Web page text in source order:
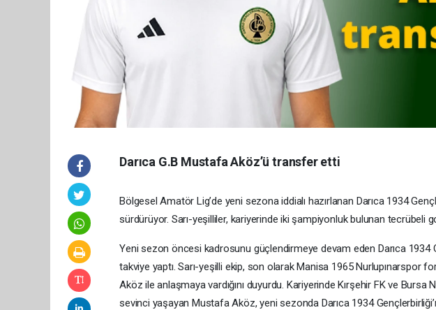
Darıca G.B Mustafa Aköz’ü transfer etti
Bölgesel Amatör Lig’de yeni sezona iddialı hazırlanan Darıca 1934
sürdürüyor. Sarı-yeşilliler, kariyerinde iki şampiyonluk bulunan tecrübeli
Yeni sezon öncesi kadrosunu güçlendirmeye devam eden Darıca 1934
takviye yaptı. Sarı-yeşilli ekip, son olarak Manisa 1965 Nurlupınarspor
Aköz ile anlaşmaya vardığını duyurdu. Kariyerinde Kırşehir FK ve
sevinci yaşayan Mustafa Aköz, yeni sezonda Darıca 1934